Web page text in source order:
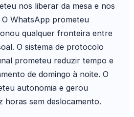
nos liberar da mesa e nos
WhatsApp prometeu
qualquer fronteira entre
O sistema de protocolo
prometeu reduzir tempo e
de domingo à noite. O
autonomia e gerou
horas sem deslocamento.